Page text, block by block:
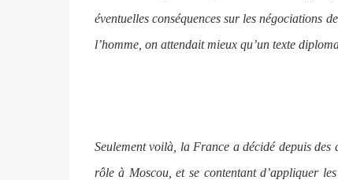
éventuelles conséquences sur les négociations
l’homme, on attendait mieux qu’un texte
Seulement voilà, la France a décidé depuis
rôle à Moscou, et se contentant d’appliquer